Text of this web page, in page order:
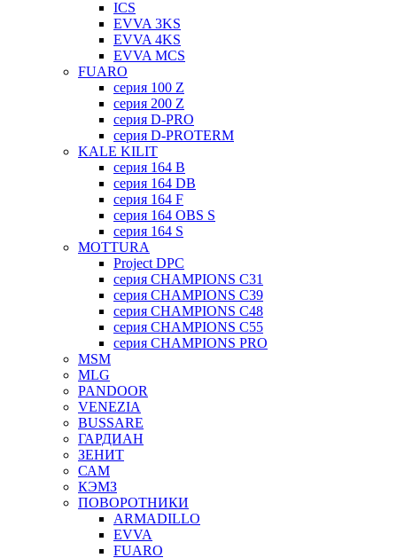
ICS
EVVA 3KS
EVVA 4KS
EVVA MCS
FUARO
серия 100 Z
серия 200 Z
серия D-PRO
серия D-PROTERM
KALE KILIT
серия 164 B
серия 164 DB
серия 164 F
серия 164 OBS S
серия 164 S
MOTTURA
Project DPC
серия CHAMPIONS C31
серия CHAMPIONS C39
серия CHAMPIONS C48
серия CHAMPIONS C55
серия CHAMPIONS PRO
MSM
MLG
PANDOOR
VENEZIA
BUSSARE
ГАРДИАН
ЗЕНИТ
САМ
КЭМЗ
ПОВОРОТНИКИ
ARMADILLO
EVVA
FUARO